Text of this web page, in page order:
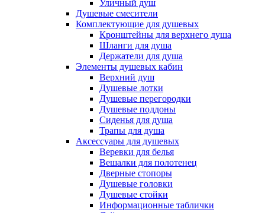
Уличный душ
Душевые смесители
Комплектующие для душевых
Кронштейны для верхнего душа
Шланги для душа
Держатели для душа
Элементы душевых кабин
Верхний душ
Душевые лотки
Душевые перегородки
Душевые поддоны
Сиденья для душа
Трапы для душа
Аксессуары для душевых
Веревки для белья
Вешалки для полотенец
Дверные стопоры
Душевые головки
Душевые стойки
Информационные таблички